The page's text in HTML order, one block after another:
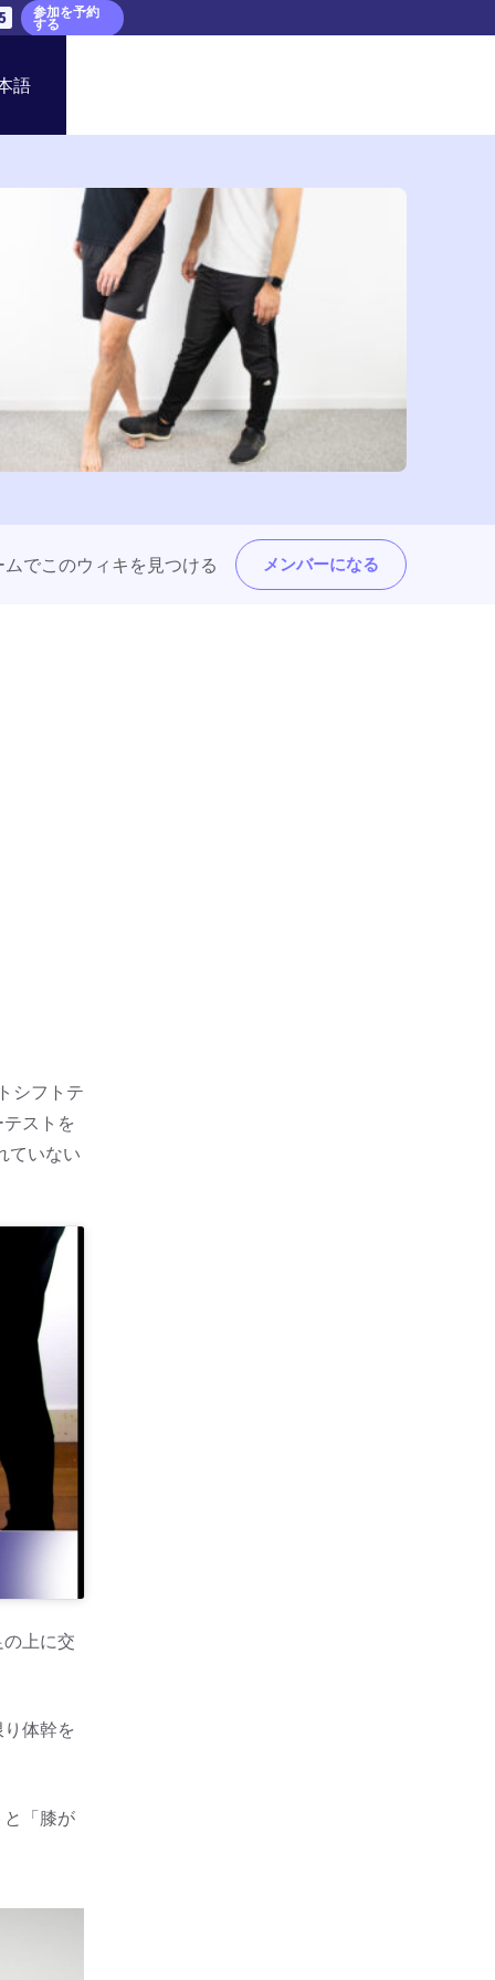
参加を予約
する
語
でこのウィキを見つける メンバーになる
シフトテ
ストを
ていない
上に交
体幹を
「膝が